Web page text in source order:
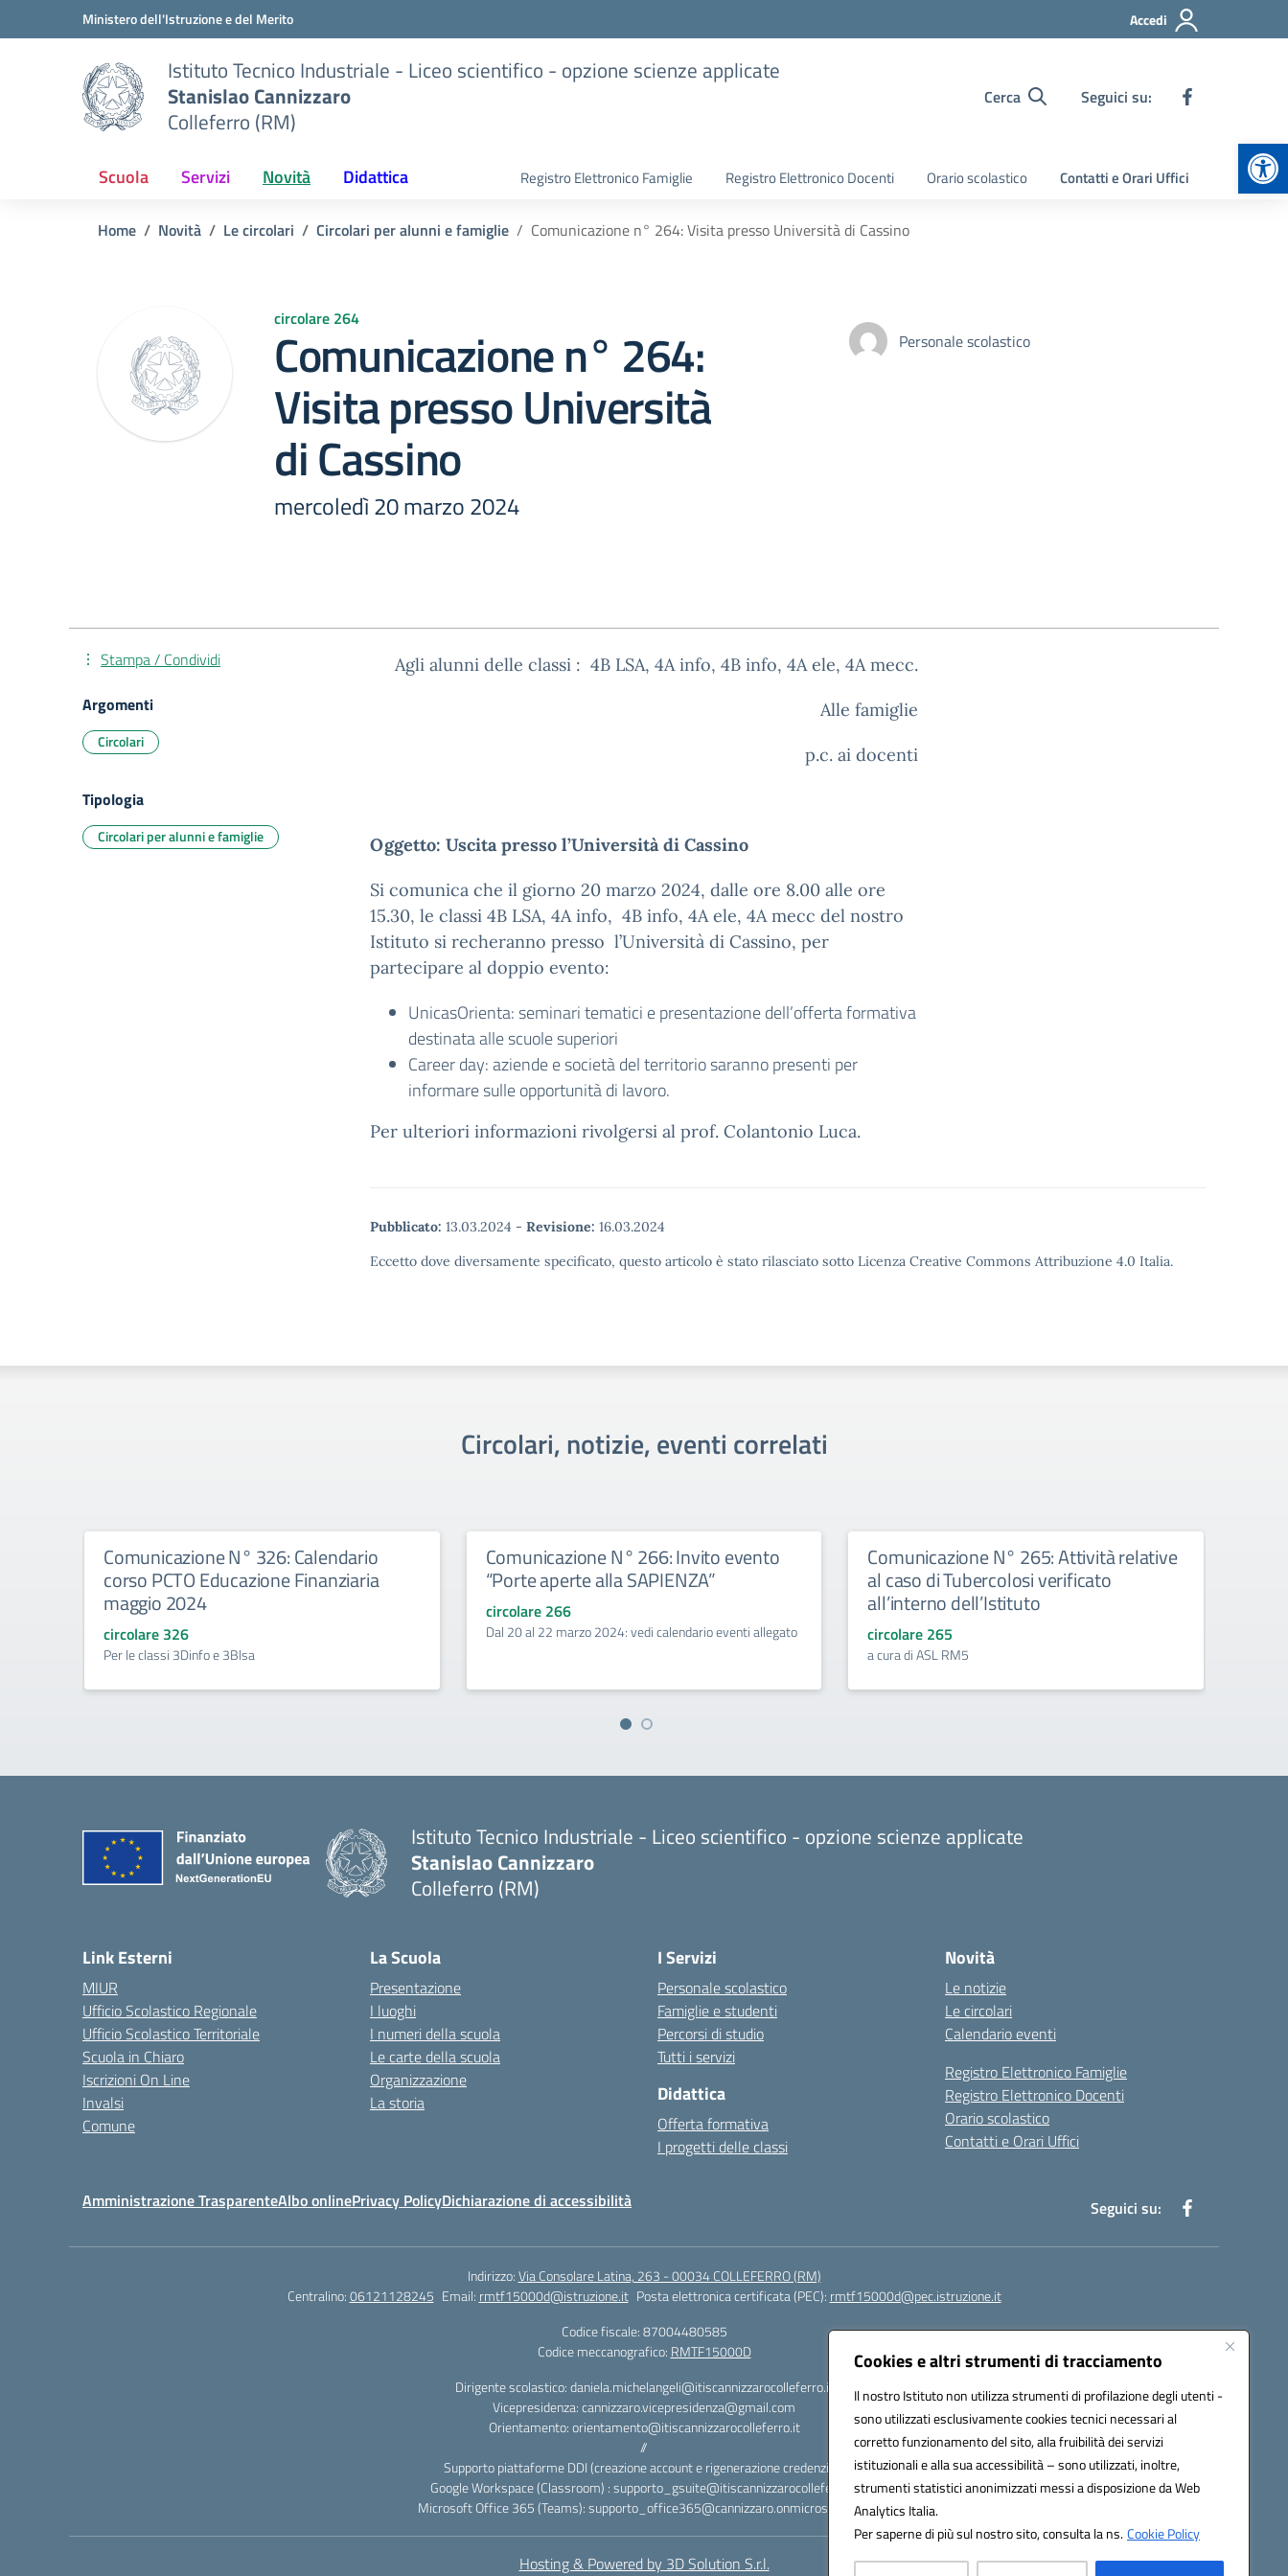
Cookies e altri strumenti di tracciamento
Il nostro Istituto non utilizza strumenti di profilazione degli utenti -
sono utilizzati esclusivamente cookies tecnici necessari al
corretto funzionamento del sito, alla fruibilità dei servizi
istituzionali e alla sua accessibilità – sono utilizzati, inoltre,
strumenti statistici anonimizzati messi a disposizione da Web
Analytics Italia.
Per saperne di più sul nostro sito, consulta la ns.Cookie Policy
Vai ai contenuti
Vai al menu di navigazioneMinistero dell'Istruzione e del Merito Accedi
Istituto Tecnico Industriale - Liceo scientifico - opzione scienze applicate
Stanislao Cannizzaro
Colleferro (RM)
Cerca Seguici su:
Scuola Servizi Novità Didattica Registro Elettronico Famiglie Registro Elettronico Docenti Orario scolastico Contatti e Orari Uffici
Home Novità Le circolari Circolari per alunni e famiglie Comunicazione n° 264: Visita presso Università di Cassino
circolare 264
Comunicazione n° 264:
Visita presso Università
di Cassino
mercoledì 20 marzo 2024
Personale scolastico
Agli alunni delle classi : 4B LSA, 4A info, 4B info, 4A ele, 4A mecc.
Alle famiglie
p.c. ai docenti
Oggetto: Uscita presso l’Università di Cassino
Si comunica che il giorno 20 marzo 2024, dalle ore 8.00 alle ore
15.30, le classi 4B LSA, 4A info, 4B info, 4A ele, 4A mecc del nostro
Istituto si recheranno presso l’Università di Cassino, per
partecipare al doppio evento:
UnicasOrienta: seminari tematici e presentazione dell’offerta formativa
destinata alle scuole superiori
Career day: aziende e società del territorio saranno presenti per
informare sulle opportunità di lavoro.
Per ulteriori informazioni rivolgersi al prof. Colantonio Luca.
Pubblicato: 13.03.2024 - Revisione: 16.03.2024
Eccetto dove diversamente specificato, questo articolo è stato rilasciato sotto Licenza Creative Commons Attribuzione 4.0 Italia.
Stampa / Condividi
Argomenti
Circolari
Tipologia
Circolari per alunni e famiglie
Circolari, notizie, eventi correlati
Comunicazione N° 326: Calendario
corso PCTO Educazione Finanziaria
maggio 2024
circolare 326
Per le classi 3Dinfo e 3Blsa
Comunicazione N° 266: Invito evento
“Porte aperte alla SAPIENZA”
circolare 266
Dal 20 al 22 marzo 2024: vedi calendario eventi allegato
Comunicazione N° 265: Attività relative
al caso di Tubercolosi verificato
all’interno dell’Istituto
circolare 265
a cura di ASL RM5
Istituto Tecnico Industriale - Liceo scientifico - opzione scienze applicate
Stanislao Cannizzaro
Colleferro (RM)
Link Esterni
MIUR
Ufficio Scolastico Regionale
Ufficio Scolastico Territoriale
Scuola in Chiaro
Iscrizioni On Line
Invalsi
Comune
La Scuola
Presentazione
I luoghi
I numeri della scuola
Le carte della scuola
Organizzazione
La storia
I Servizi
Personale scolastico
Famiglie e studenti
Percorsi di studio
Tutti i servizi
Didattica
Offerta formativa
I progetti delle classi
Novità
Le notizie
Le circolari
Calendario eventi
Registro Elettronico Famiglie
Registro Elettronico Docenti
Orario scolastico
Contatti e Orari Uffici
Amministrazione TrasparenteAlbo onlinePrivacy PolicyDichiarazione di accessibilità Seguici su:
Indirizzo:Via Consolare Latina, 263 - 00034 COLLEFERRO (RM)
Centralino:06121128245 Email: rmtf15000d@istruzione.it Posta elettronica certificata (PEC): rmtf15000d@pec.istruzione.it
Codice fiscale: 87004480585
Codice meccanografico: RMTF15000D
Dirigente scolastico: daniela.michelangeli@itiscannizzarocolleferro.it
Vicepresidenza: cannizzaro.vicepresidenza@gmail.com
Orientamento: orientamento@itiscannizzarocolleferro.it
//
Supporto piattaforme DDI (creazione account e rigenerazione credenziali)
Google Workspace (Classroom) : supporto_gsuite@itiscannizzarocolleferro.it
Microsoft Office 365 (Teams): supporto_office365@cannizzaro.onmicrosoft.com
Hosting & Powered by 3D Solution S.r.l.